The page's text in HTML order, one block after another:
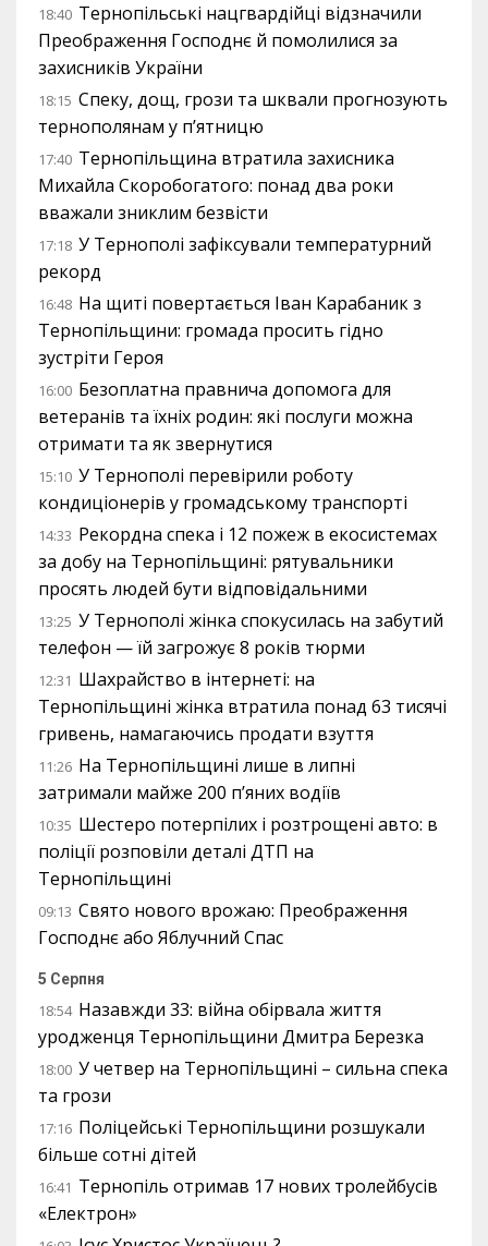
18:40 Тернопільські нацгвардійці відзначили
Преображення Господнє й помолилися за
захисників України
18:15 Спеку, дощ, грози та шквали прогнозують
тернополянам у п’ятницю
17:40 Тернопільщина втратила захисника
Михайла Скоробогатого: понад два роки
вважали зниклим безвісти
17:18 У Тернополі зафіксували температурний
рекорд
16:48 На щиті повертається Іван Карабаник з
Тернопільщини: громада просить гідно
зустріти Героя
16:00 Безоплатна правнича допомога для
ветеранів та їхніх родин: які послуги можна
отримати та як звернутися
15:10 У Тернополі перевірили роботу
кондиціонерів у громадському транспорті
14:33 Рекордна спека і 12 пожеж в екосистемах
за добу на Тернопільщині: рятувальники
просять людей бути відповідальними
13:25 У Тернополі жінка спокусилась на забутий
телефон — їй загрожує 8 років тюрми
12:31 Шахрайство в інтернеті: на
Тернопільщині жінка втратила понад 63 тисячі
гривень, намагаючись продати взуття
11:26 На Тернопільщині лише в липні
затримали майже 200 п’яних водіїв
10:35 Шестеро потерпілих і розтрощені авто: в
поліції розповіли деталі ДТП на
Тернопільщині
09:13 Свято нового врожаю: Преображення
Господнє або Яблучний Спас
5 Серпня
18:54 Назавжди 33: війна обірвала життя
уродженця Тернопільщини Дмитра Березка
18:00 У четвер на Тернопільщині – сильна спека
та грози
17:16 Поліцейські Тернопільщини розшукали
більше сотні дітей
16:41 Тернопіль отримав 17 нових тролейбусів
«Електрон»